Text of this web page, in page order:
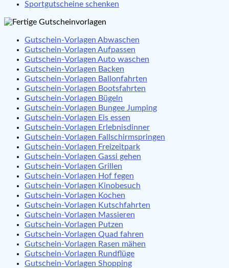
Sportgutscheine schenken
Gutschein-Vorlagen Abwaschen
Gutschein-Vorlagen Aufpassen
Gutschein-Vorlagen Auto waschen
Gutschein-Vorlagen Backen
Gutschein-Vorlagen Ballonfahrten
Gutschein-Vorlagen Bootsfahrten
Gutschein-Vorlagen Bügeln
Gutschein-Vorlagen Bungee Jumping
Gutschein-Vorlagen Eis essen
Gutschein-Vorlagen Erlebnisdinner
Gutschein-Vorlagen Fallschirmspringen
Gutschein-Vorlagen Freizeitpark
Gutschein-Vorlagen Gassi gehen
Gutschein-Vorlagen Grillen
Gutschein-Vorlagen Hof fegen
Gutschein-Vorlagen Kinobesuch
Gutschein-Vorlagen Kochen
Gutschein-Vorlagen Kutschfahrten
Gutschein-Vorlagen Massieren
Gutschein-Vorlagen Putzen
Gutschein-Vorlagen Quad fahren
Gutschein-Vorlagen Rasen mähen
Gutschein-Vorlagen Rundflüge
Gutschein-Vorlagen Shopping